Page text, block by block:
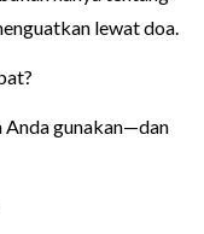
lewat doa.
Anda gunakan—dan